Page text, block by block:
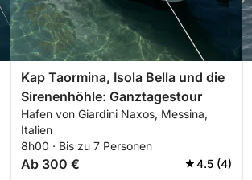
Kap Taormina, Isola Bella und die
Sirenenhöhle: Ganztagestour
Hafen von Giardini Naxos, Messina,
Italien
8h00 · Bis zu 7 Personen
Ab 300 € 4.5 (4)